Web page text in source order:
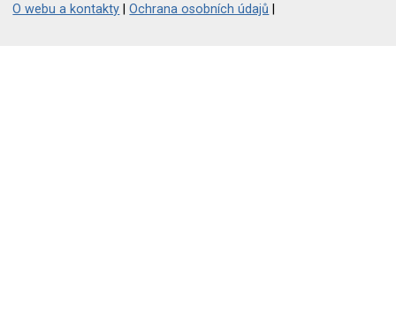
O webu a kontakty |Ochrana osobních údajů